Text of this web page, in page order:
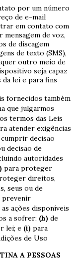
por um número
de e-mail
em contato com
mensagem de voz,
de discagem
de texto (SMS),
outro meio de
seja capaz
lei e para fins
fornecidos também
que julgarmos
termos das Leis
atender exigências
decisão
decisão de
autoridades
para proteger
direitos,
seus ou de
prevenir
ações disponíveis
a sofrer; (h) de
lei; e (i) para
de Uso
A PESSOAS